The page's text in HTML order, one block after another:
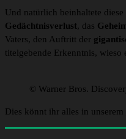
Und natürlich beinhaltete diese
Gedächtnisverlust, das
Vaters, den Auftritt der
titelgebende Erkenntnis, wieso
© Warner Bros.
Dies könnt ihr alles in unserem